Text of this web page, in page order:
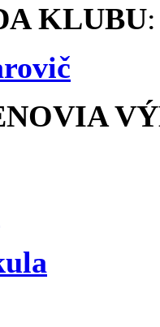
KLUBU: